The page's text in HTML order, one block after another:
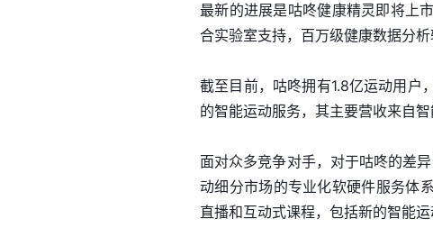
最新的进展是咕咚健康精灵即将上
合实验室支持，百万级健康数据分
截至目前，咕咚拥有1.8亿运动用户
的智能运动服务，其主要营收来自
面对众多竞争对手，对于咕咚的差
动细分市场的专业化软硬件服务体
直播和互动式课程，包括新的智能运